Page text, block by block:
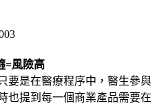
=風險高
要是在醫療程序中，醫生參與
也提到每一個商業產品需要在